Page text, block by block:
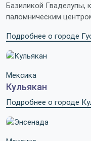
Базиликой Гваделупы,
паломническим
Подробнее о городе
Мексика
Кульякан
Подробнее о городе